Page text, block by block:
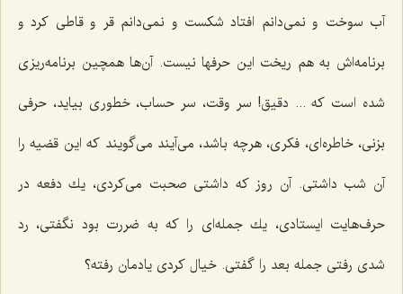
آب سوخت و نمی‌دانم افتاد شكست و نمی‌دانم قر و قاطی كرد و
برنامه‌اش به هم ریخت این حرفها نیست. آن‌ها همچین برنامه‌ریزی
شده است كه ... دقیق! سر وقت، سر حساب، خطوری بیاید، حرفی
بزنی، خاطره‌ای، فكری، هرچه باشد، می‌آیند می‌گویند كه این قضیه را
آن شب داشتی. آن روز كه داشتی صحبت می‌كردی، یك دفعه در
حرف‌هایت ایستادی، یك جمله‌ای را كه به ضررت بود نگفتی، رد
شدی رفتی جمله بعد را گفتی. خیال كردی یادمان رفته؟